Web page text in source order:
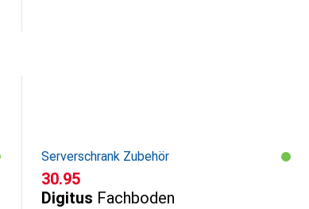
Serverschrank Zubehör
CHF
30.95
Digitus Fachboden